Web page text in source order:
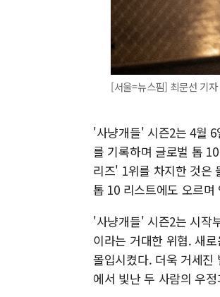
[서울=뉴스핌] 최문선 기
'사냥개들' 시즌2는 4월
를 기록하며 글로벌 톱
리즈' 1위를 차지한 것은
톱 10 리스트에도 오르며
'사냥개들' 시즌2는 시작
이라는 거대한 위협. 새
몰입시켰다. 더욱 거세
에서 빛난 두 사람의 우